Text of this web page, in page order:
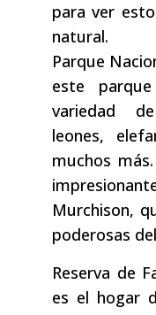
para ver
natural.
Parque
este
variedad
leones,
muchos
Murchison,
poderosas
Reserva de
es el hogar